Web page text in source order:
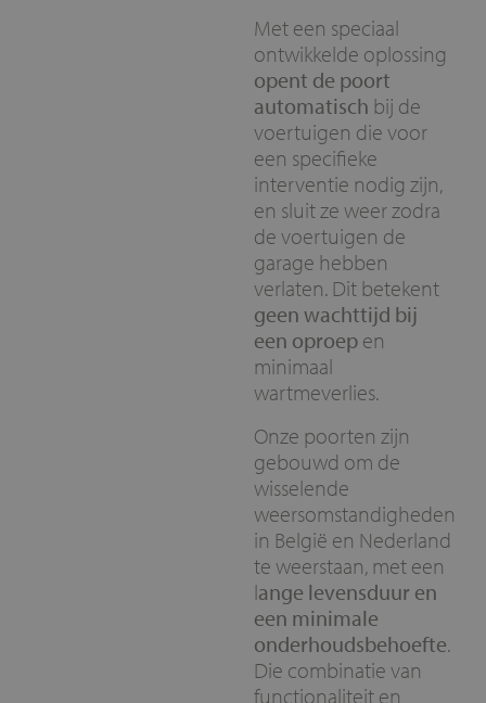
Met een speciaal
ontwikkelde oplossing
opent de poort
automatisch bij de
voertuigen die voor
een specifieke
interventie nodig zijn,
en sluit ze weer zodra
de voertuigen de
garage hebben
verlaten. Dit betekent
geen wachttijd bij
een oproep en
minimaal
wartmeverlies.
Onze poorten zijn
gebouwd om de
wisselende
weersomstandigheden
in België en Nederland
te weerstaan, met een
lange levensduur en
een minimale
onderhoudsbehoefte.
Die combinatie van
functionaliteit en